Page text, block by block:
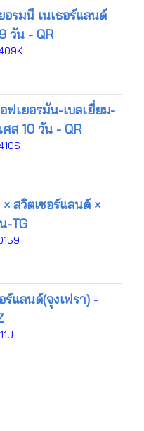
อรมนี เนเธอร์แลนด์
วัน - QR
ฟเยอรมัน-เบลเยี่ยม-
ส 10 วัน - QR
สวิตเซอร์แลนด์ ×
-TG
ร์แลนด์(จุงเฟรา) -